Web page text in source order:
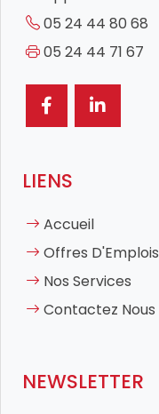
05 24 44 80 68
05 24 44 71 67
LIENS
Accueil
Offres D'Emplois
Nos Services
Contactez Nous
NEWSLETTER